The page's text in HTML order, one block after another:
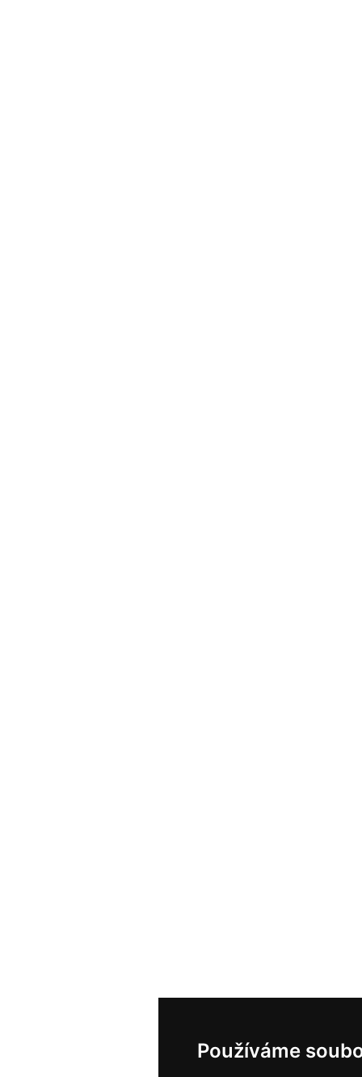
Používáme